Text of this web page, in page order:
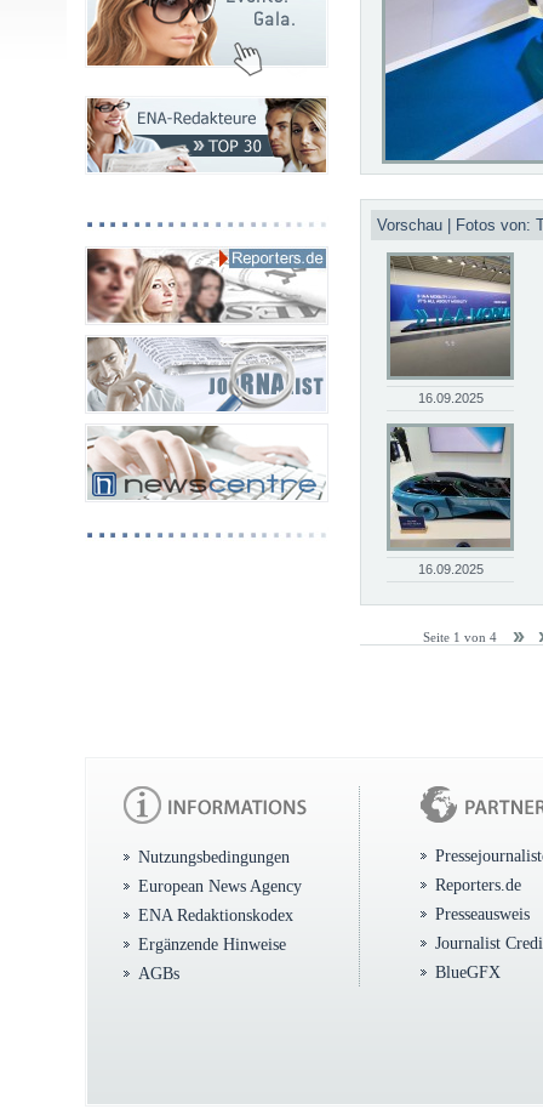
Vorschau | Fotos von:
16.09.2025
16.09.2025
Seite 1 von 4
Nutzungsbedingungen
European News Agency
ENA Redaktionskodex
Ergänzende Hinweise
AGBs
Reporters.de
Presseausweis
Journalist
BlueGFX